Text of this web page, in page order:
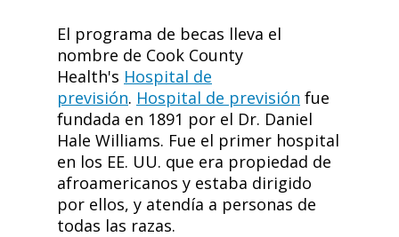
El programa de becas lleva el
nombre de Cook County
Health's Hospital de
previsión. Hospital de previsión fue
fundada en 1891 por el Dr. Daniel
Hale Williams. Fue el primer hospital
en los EE. UU. que era propiedad de
afroamericanos y estaba dirigido
por ellos, y atendía a personas de
todas las razas.